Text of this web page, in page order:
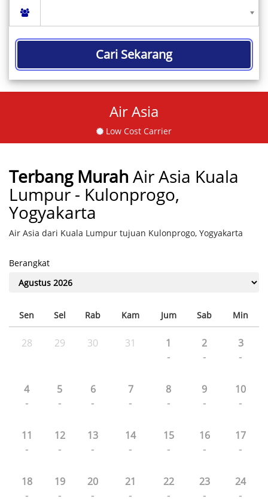
Cari Sekarang
Air Asia
Low Cost Carrier
Terbang MurahAir Asia Kuala
Lumpur - Kulonprogo,
Yogyakarta
Air Asia dari Kuala Lumpur tujuan Kulonprogo, Yogyakarta
Berangkat
Sen Sel Rab Kam Jum Sab Min
28 29 30 31 1
-
2
-
3
-
4
-
5
-
6
-
7
-
8
-
9
-
10
-
11
-
12
-
13
-
14
-
15
-
16
-
17
-
18
-
19
-
20
-
21
-
22
-
23
-
24
-